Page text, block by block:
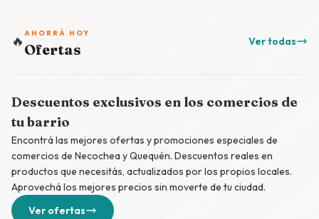
🔥 AHORRÁ HOY
Ofertas Ver todas
Descuentos exclusivos en los comercios de
tu barrio
Encontrá las mejores ofertas y promociones especiales de
comercios de Necochea y Quequén. Descuentos reales en
productos que necesitás, actualizados por los propios locales.
Aprovechá los mejores precios sin moverte de tu ciudad.
Ver ofertas